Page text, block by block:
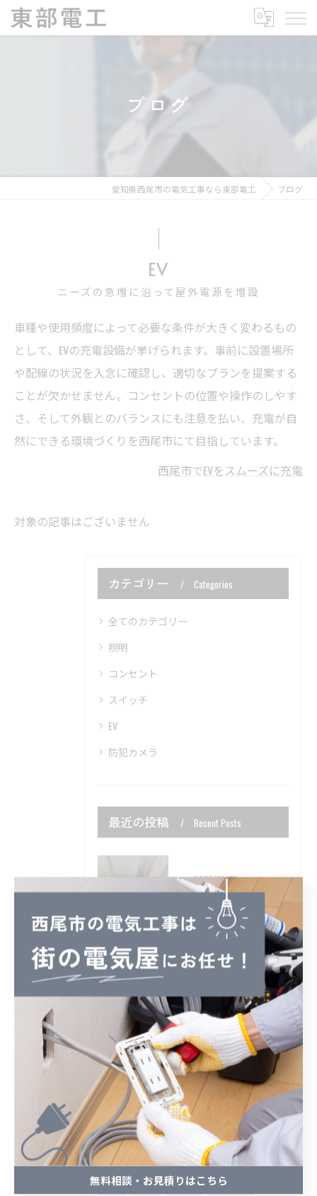
ブログ
愛知県西尾市の電気工事なら東部電工 ブログ
EV
ニーズの急増に沿って屋外電源を増設
車種や使用頻度によって必要な条件が大きく変わるもの
として、EVの充電設備が挙げられます。事前に設置場所
や配線の状況を入念に確認し、適切なプランを提案する
ことが欠かせません。コンセントの位置や操作のしやす
さ、そして外観とのバランスにも注意を払い、充電が自
然にできる環境づくりを西尾市にて目指しています。
西尾市でEVをスムーズに充電
対象の記事はございません
カテゴリー Categories
全てのカテゴリー
照明
コンセント
スイッチ
EV
防犯カメラ
最近の投稿 Recent Posts
2026/01/31
2026/01/23
久々の投稿になりますが、新年あけましておめでとうございます🎉...
2025/12/18
こんばんは！あっという間に今年も残りわずかですね。
タグ Tags
費用 相場 西尾市 電気工事
無料相談・お見積りはこちら